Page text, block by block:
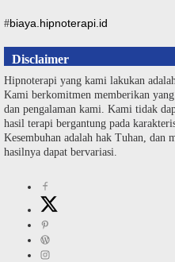
#biaya.hipnoterapi.id
Disclaimer
Hipnoterapi yang kami lakukan
Kami berkomitmen memberikan
dan pengalaman kami. Kami tidak
hasil terapi bergantung pada
Kesembuhan adalah hak Tuhan,
hasilnya dapat bervariasi.